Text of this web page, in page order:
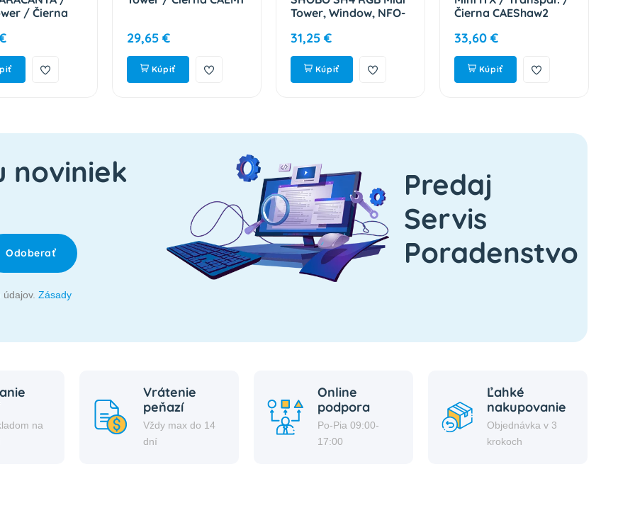
/ Čierna
29,65 €
Kúpiť
Tower, Window, NFO-
31,25 €
Kúpiť
Čierna CAEShaw2
33,60 €
Kúpiť
noviniek
Odoberať
Zásady
Predaj
Servis
Poradenstvo
na
Vrátenie
peňazí
Vždy max do 14
dní
Online
podpora
Po-Pia 09:00-
17:00
Ľahké
nakupovanie
Objednávka v 3
krokoch